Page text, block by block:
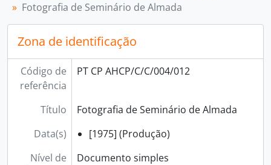
[Subsecção] E - Setor Social de Emigração, 1959 - 1979
[Subsecção] F - Habitação e equipamentos coletivos, 1950 - 1975
[Subsecção] G - Postos de trabalho, 1974 - 1994
[Subsecção] H - Centros de dia para a terceira idade, 1977 - 1997
[Subsecção] I - Atividade editorial, 1964 - 2019
[Subsecção] J - Animação da pastoral social, 1982 - 2019
[Subsecção] L - Cooperação para o desenvolvimento, 1981 - 2019
Fotografia de Seminário de Almada
Zona de identificação
Código de
referência
PT CP AHCP/C/C/004/012
Título
Fotografia de Seminário de Almada
Data(s)
[1975] (Produção)
Nível de
Documento simples